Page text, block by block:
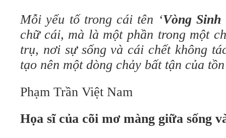
Mỗi yếu tố trong cái tên ‘Vòng Sinh
chữ cái, mà là một phần trong một
trụ, nơi sự sống và cái chết không
tạo nên một dòng chảy bất tận của
Phạm Trần Việt Nam
Họa sĩ của cõi mơ màng giữa sống